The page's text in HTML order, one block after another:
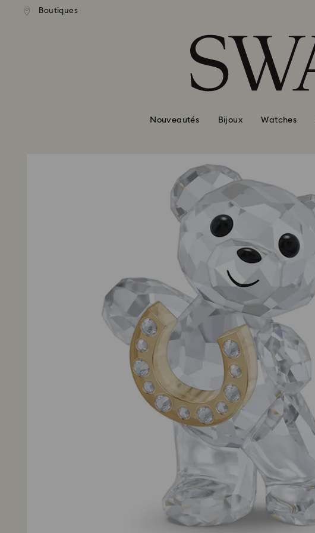
Accesskeys list
Boutiques
standard gratuite pour
supérieure à 110 CHF
Nouveautés Bijoux Watches